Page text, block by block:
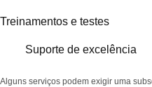
Treinamentos e testes
Suporte de excelência
Alguns serviços podem exigir uma